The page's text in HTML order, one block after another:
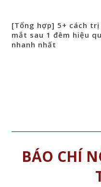
[Tổng hợp] 5+ cách trị
mắt sau 1 đêm hiệu
nhanh nhất
BÁO CHÍ